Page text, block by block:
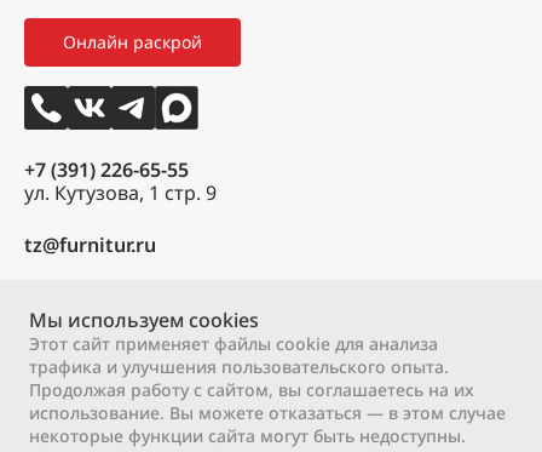
3D тур
Как оформить заказ
Вакансии
Контакты
Мои заказы
Избранное
Онлайн раскрой
+7 (391) 226-65-55
ул. Кутузова, 1 стр. 9
tz@furnitur.ru
Сб:
9:00 – 17:00
Вс:
выходной
2000 – 2026 © ООО «М-профиль»
Политика конфиденциальностиДоговор оферты
Мы используем cookies
Этот сайт применяет файлы cookie для анализа
трафика и улучшения пользовательского опыта.
Продолжая работу с сайтом, вы соглашаетесь на их
использование. Вы можете отказаться — в этом случае
некоторые функции сайта могут быть недоступны.